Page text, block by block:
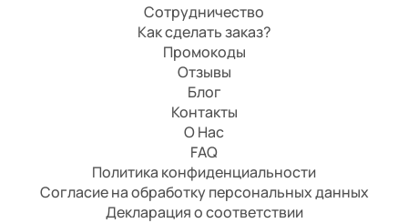
Сотрудничество
Как сделать заказ?
Промокоды
Отзывы
Блог
Контакты
О Нас
FAQ
Политика конфиденциальности
Согласие на обработку персональных данных
Декларация о соответствии